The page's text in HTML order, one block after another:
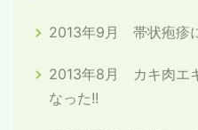
2013年9月 帯状疱疹
2013年8月 カキ肉エ
なった!!